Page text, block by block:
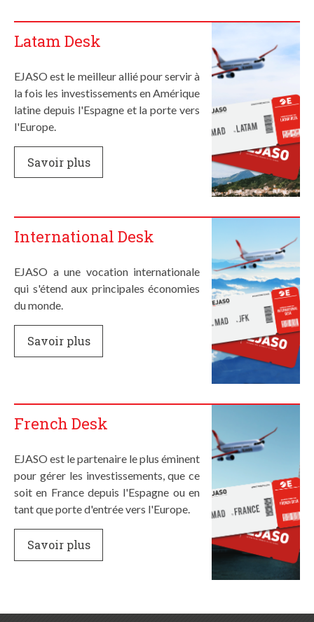
Latam Desk
EJASO est le meilleur allié pour servir à
la fois les investissements en Amérique
latine depuis l'Espagne et la porte vers
l'Europe.
Savoir plus
International Desk
EJASO a une vocation internationale
qui s'étend aux principales économies
du monde.
Savoir plus
French Desk
EJASO est le partenaire le plus éminent
pour gérer les investissements, que ce
soit en France depuis l'Espagne ou en
tant que porte d'entrée vers l'Europe.
Savoir plus